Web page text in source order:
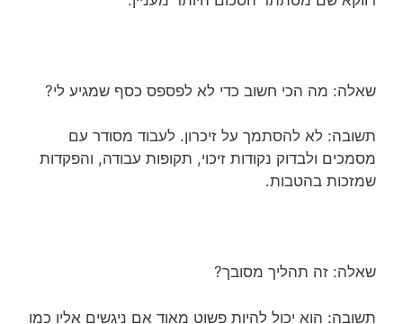
שאלה: מה הכי חשוב כדי לא לפספס כסף שמגיע לי?
תשובה: לא להסתמך על זיכרון. לעבוד מסודר עם
מסמכים ולבדוק נקודות זיכוי, תקופות עבודה, והפקדות
שמזכות בהטבות.
שאלה: זה תהליך מסובך?
תשובה: הוא יכול להיות פשוט מאוד אם ניגשים אליו כמו